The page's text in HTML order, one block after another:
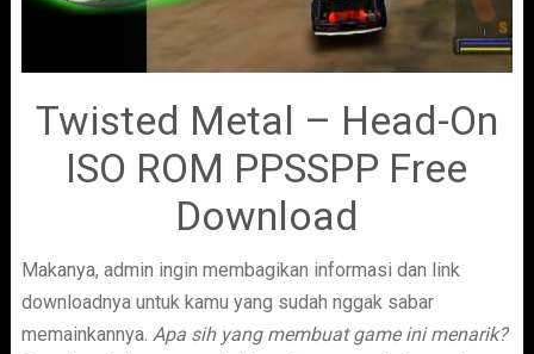
Twisted Metal – Head-On
ISO ROM PPSSPP Free
Download
Makanya, admin ingin membagikan informasi dan link
downloadnya untuk kamu yang sudah nggak sabar
memainkannya. Apa sih yang membuat game ini menarik?